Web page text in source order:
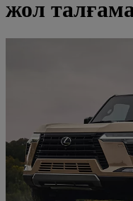
жол